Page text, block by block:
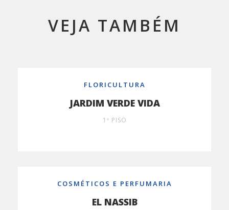
VEJA TAMBÉM
FLORICULTURA
JARDIM VERDE VIDA
1º PISO
COSMÉTICOS E PERFUMARIA
EL NASSIB